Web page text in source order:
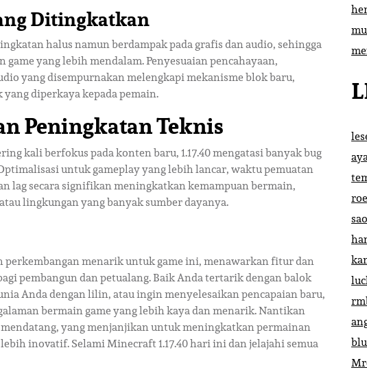
Ditingkatkan
halus namun berdampak pada grafis dan audio, sehingga
yang lebih mendalam. Penyesuaian pencahayaan,
yang disempurnakan melengkapi mekanisme blok baru,
diperkaya kepada pemain.
Peningkatan Teknis
kali berfokus pada konten baru, 1.17.40 mengatasi banyak bug
untuk gameplay yang lebih lancar, waktu pemuatan
lag secara signifikan meningkatkan kemampuan bermain,
lingkungan yang banyak sumber dayanya.
perkembangan menarik untuk game ini, menawarkan fitur dan
pembangun dan petualang. Baik Anda tertarik dengan balok
Anda dengan lilin, atau ingin menyelesaikan pencapaian baru,
bermain game yang lebih kaya dan menarik. Nantikan
mendatang, yang menjanjikan untuk meningkatkan permainan
inovatif. Selami Minecraft 1.17.40 hari ini dan jelajahi semua